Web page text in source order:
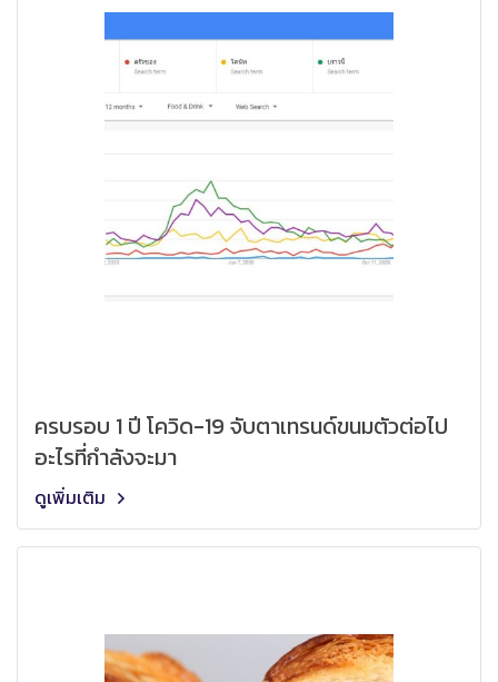
ครบรอบ 1 ปี โควิด-19 จับตาเทรนด์ขนมตัวต่อไป
อะไรที่กำลังจะมา
ดูเพิ่มเติม